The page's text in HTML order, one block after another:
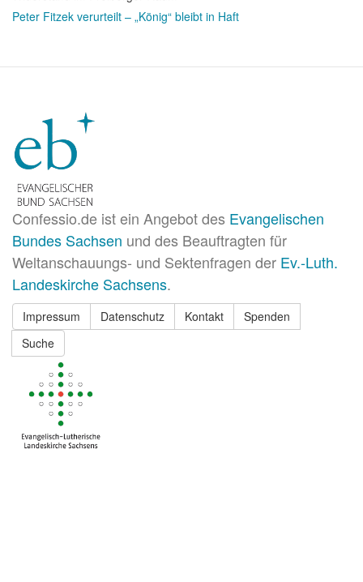
Peter Fitzek verurteilt – „König“ bleibt in Haft
Confessio.de ist ein Angebot des Evangelischen
Bundes Sachsen und des Beauftragten für
Weltanschauungs- und Sektenfragen der Ev.-Luth.
Landeskirche Sachsens.
Impressum Datenschutz Kontakt
Spenden
Suche